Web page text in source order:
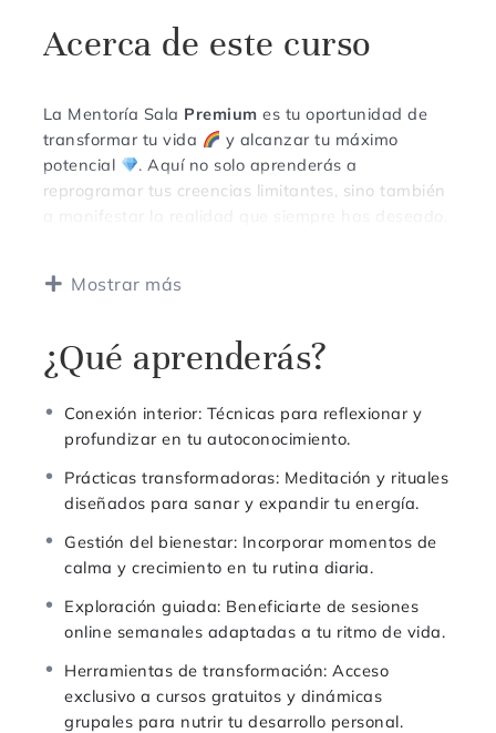
Acerca de este curso
La Mentoría Sala Premium es tu oportunidad de
transformar tu vida
y alcanzar tu máximo
potencial
. Aquí no solo aprenderás a
reprogramar tus creencias limitantes, sino también
cada paso de tu transformación.
Acceso a todas las grabaciones, para que
Más de 40 encuentros al año, diseñados para
brindarte herramientas prácticas y desbloquear tu
potencial.
Una comunidad exclusiva que te impulsa a
Te unís cuando querés y salís cuando querés.
Valor mensual $40.000
Cursos gratuitos, descuentos exclusivos en
gratuitos, acceso a sección de preguntas y
respuestas, de reflexiones y mucho más.
Mostrar más
¿Qué aprenderás?
Conexión interior: Técnicas para reflexionar y
profundizar en tu autoconocimiento.
Prácticas transformadoras: Meditación y rituales
diseñados para sanar y expandir tu energía.
Gestión del bienestar: Incorporar momentos de
calma y crecimiento en tu rutina diaria.
Exploración guiada: Beneficiarte de sesiones
online semanales adaptadas a tu ritmo de vida.
Herramientas de transformación: Acceso
exclusivo a cursos gratuitos y dinámicas
grupales para nutrir tu desarrollo personal.